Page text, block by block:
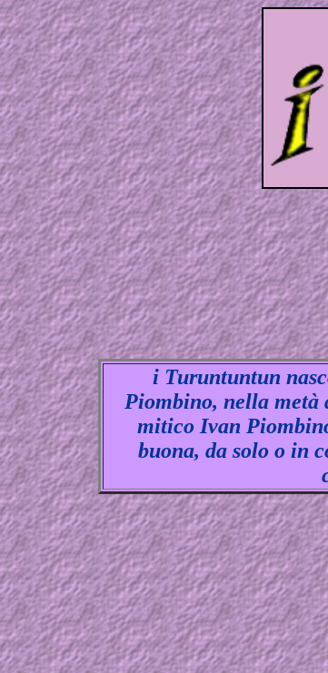
i Turuntuntun
Piombino, nella metà
mitico Ivan
buona, da solo o in